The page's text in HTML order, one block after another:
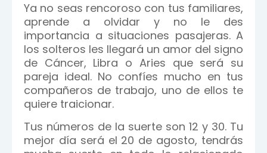
Ya no seas rencoroso con tus familiares,
aprende a olvidar y no le des
importancia a situaciones pasajeras. A
los solteros les llegará un amor del signo
de Cáncer, Libra o Aries que será su
pareja ideal. No confíes mucho en tus
compañeros de trabajo, uno de ellos te
quiere traicionar.
Tus números de la suerte son 12 y 30. Tu
mejor día será el 20 de agosto, tendrás